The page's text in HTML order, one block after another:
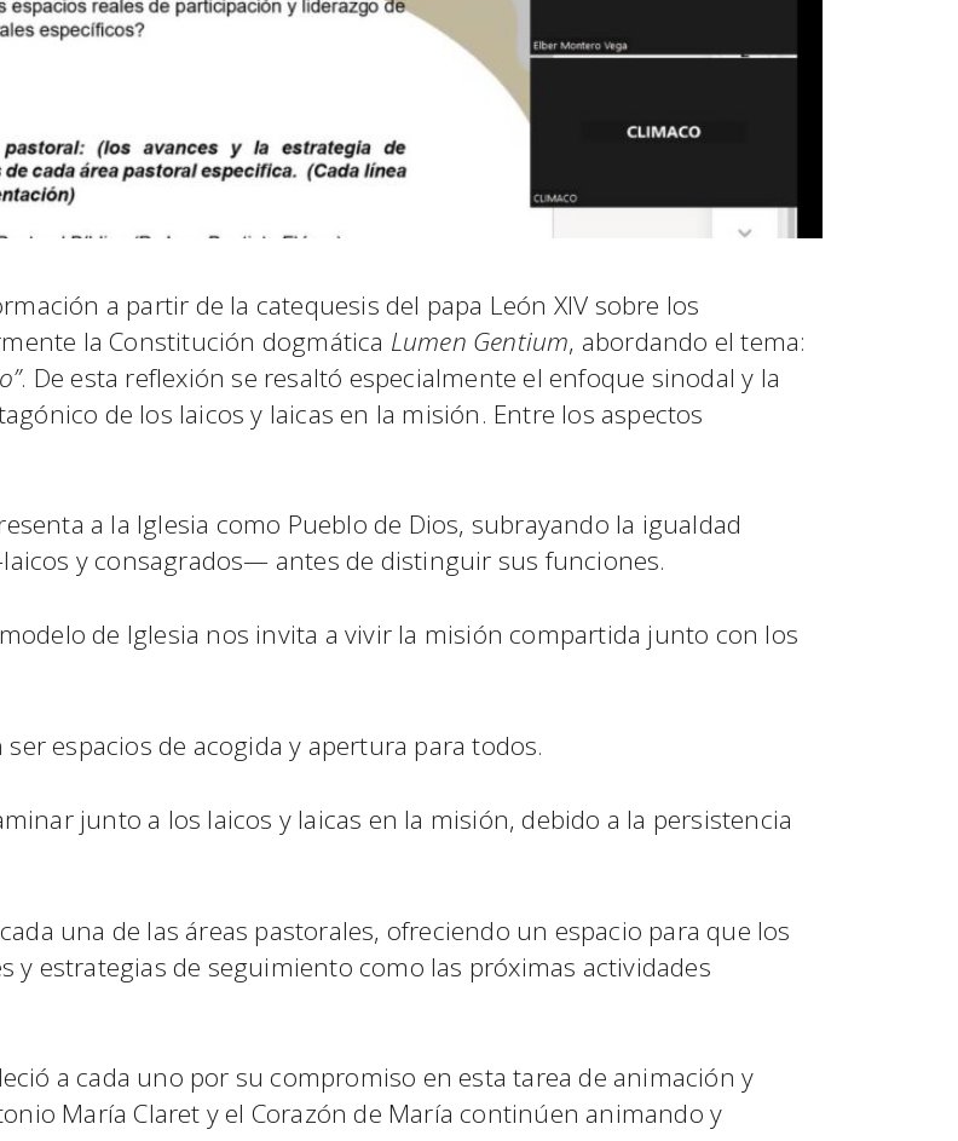
a partir de la catequesis del papa León XIV sobre los
la Constitución dogmática Lumen Gentium, abordando el tema:
. De esta reflexión se resaltó especialmente el enfoque sinodal y la
de los laicos y laicas en la misión. Entre los aspectos
a la Iglesia como Pueblo de Dios, subrayando la igualdad
y consagrados— antes de distinguir sus funciones.
de Iglesia nos invita a vivir la misión compartida junto con los
espacios de acogida y apertura para todos.
junto a los laicos y laicas en la misión, debido a la persistencia
una de las áreas pastorales, ofreciendo un espacio para que los
estrategias de seguimiento como las próximas actividades
a cada uno por su compromiso en esta tarea de animación y
María Claret y el Corazón de María continúen animando y